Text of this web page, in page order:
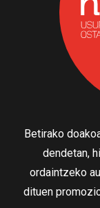
Betirako
dendetan,
ordaintzeko
dituen